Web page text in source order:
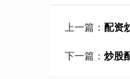
上一篇： 配资
下一篇： 炒股